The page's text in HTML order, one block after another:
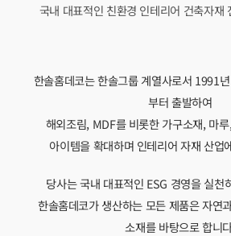
국내 대표적인 친환경 인테리어 건축자재
한솔홈데코는 한솔그룹 계열사로서 1991
부터 출발하여
해외조림, MDF를 비롯한 가구소재, 마
아이템을 확대하며 인테리어 자재 산업
당사는 국내 대표적인 ESG 경영을 실천
한솔홈데코가 생산하는 모든 제품은 자연
소재를 바탕으로 합니